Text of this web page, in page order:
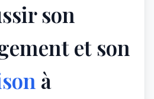
son
et son
à